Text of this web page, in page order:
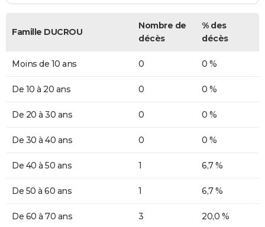
Famille DUCROU
Nombre de
décès
% des
décès
Moins de 10 ans 0 0 %
De 10 à 20 ans 0 0 %
De 20 à 30 ans 0 0 %
De 30 à 40 ans 0 0 %
De 40 à 50 ans 1 6,7 %
De 50 à 60 ans 1 6,7 %
De 60 à 70 ans 3 20,0 %